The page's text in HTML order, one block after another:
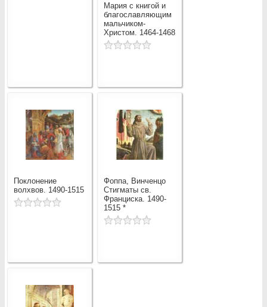
Мария с книгой и
благославляющим
мальчиком-
Христом. 1464-1468
Поклонение
волхвов. 1490-1515
Фоппа, Винченцо
Стигматы св.
Франциска. 1490-
1515 *